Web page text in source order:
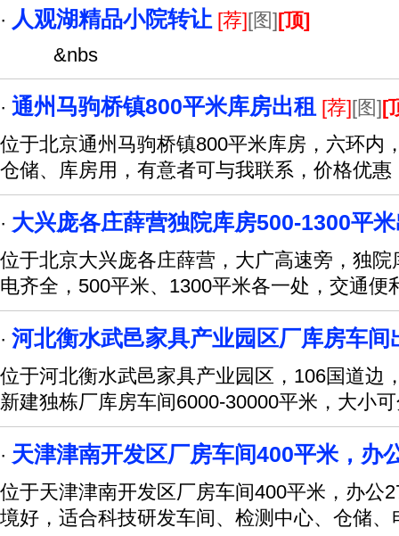
· 人观湖精品小院转让 [荐][图][顶]
&nbs
· 通州马驹桥镇800平米库房出租 [荐][图][
位于北京通州马驹桥镇800平米库房，六环内
仓储、库房用，有意者可与我联系，价格优惠
· 大兴庞各庄薛营独院库房500-1300平
位于北京大兴庞各庄薛营，大广高速旁，独
电齐全，500平米、1300平米各一处，交通便
· 河北衡水武邑家具产业园区厂库房车间
位于河北衡水武邑家具产业园区，106国道边
新建独栋厂库房车间6000-30000平米，大小
· 天津津南开发区厂房车间400平米，办
位于天津津南开发区厂房车间400平米，办公
境好，适合科技研发车间、检测中心、仓储、